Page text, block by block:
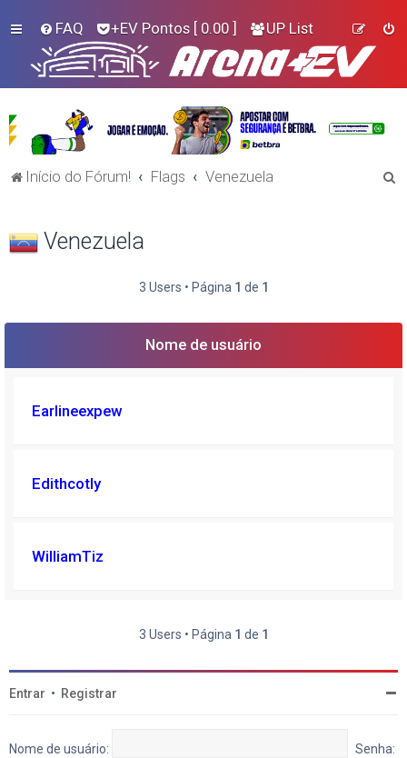
FAQ +EV Pontos [ 0.00 ] UP List
Início do Fórum! Flags Venezuela
s
Venezuela
3 Users • Página 1 de 1
Nome de usuário
Earlineexpew
Edithcotly
WilliamTiz
3 Users • Página 1 de 1
Entrar • Registrar
Nome de usuário: Senha: